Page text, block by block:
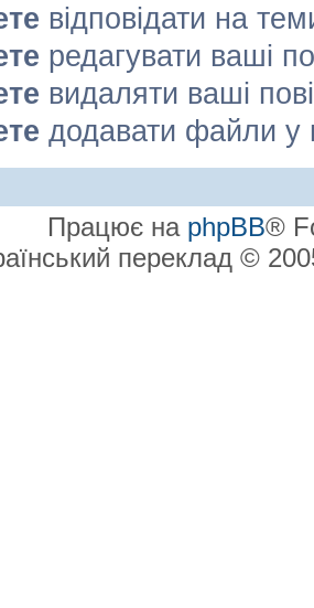
відповідати на
редагувати ваші
видаляти ваші
додавати файли у
Працює на phpBB®
переклад ©